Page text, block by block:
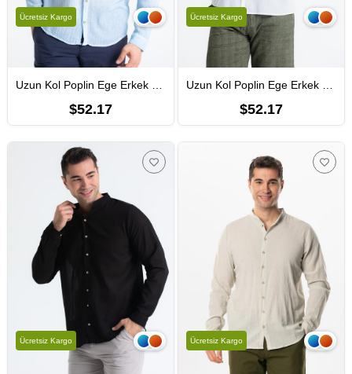
$52.17
Ücretsiz Kargo
$52.17
Ücretsiz Kargo
Ücretsiz Kargo Ücretsiz Kargo